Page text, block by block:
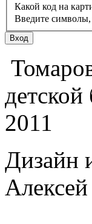
Какой код на
Введите символы,
2011
Дизайн